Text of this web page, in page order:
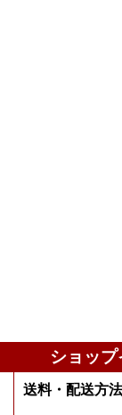
ショッ
送料・配送方